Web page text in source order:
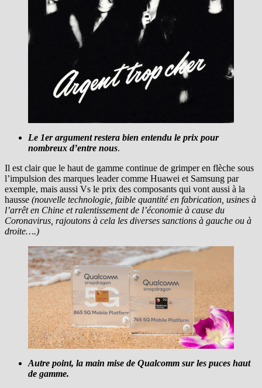
Le 1er argument restera bien entendu le prix pour
nombreux d’entre nous.
Il est clair que le haut de gamme continue de grimper en flèche sous
l’impulsion des marques leader comme Huawei et Samsung par
exemple, mais aussi Vs le prix des composants qui vont aussi à la
hausse (nouvelle technologie, faible quantité en fabrication, usines à
l’arrêt en Chine et ralentissement de l’économie à cause du
Coronavirus, rajoutons à cela les diverses sanctions à gauche ou à
droite….)
Autre point, la main mise de Qualcomm sur les puces haut
de gamme.